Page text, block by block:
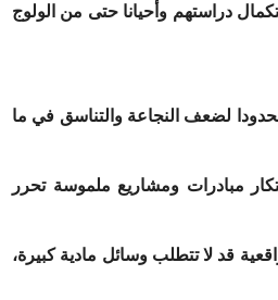
دراستهم وأحيانا حتى من الولوج
لضعف النجاعة والتناسق في ما
مبادرات ومشاريع ملموسة تحرر
قد لا تتطلب وسائل مادية كبيرة،